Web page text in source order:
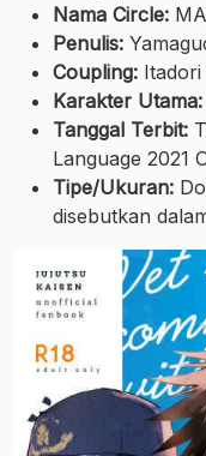
Nama Circle:
Penulis:
Coupling:
Karakter Utama:
Tanggal Terbit:
Language 2021
Tipe/Ukuran:
disebutkan